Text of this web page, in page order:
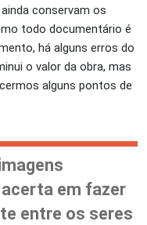
conservam os
todo documentário é
há alguns erros do
o valor da obra, mas
alguns pontos de
em fazer
entre os seres